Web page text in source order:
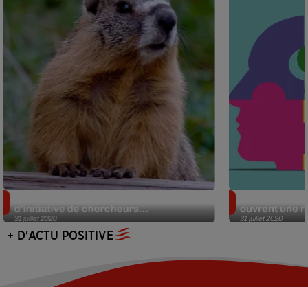
31 juillet 2026
d’initiative de chercheurs...
31 juillet 2026
ouvrent une
+ D'ACTU POSITIVE